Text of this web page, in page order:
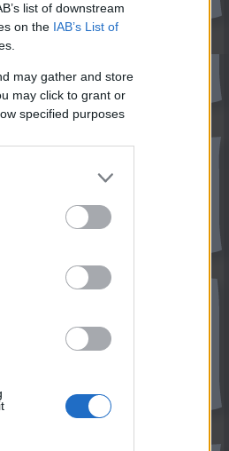
list of downstream
on the IAB’s List of
may gather and store
may click to grant or
specified purposes
Kertészete
Hírlevél feliratkozás